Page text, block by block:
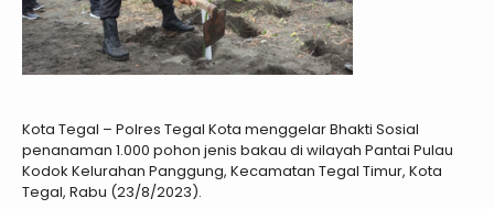
Kota Tegal – Polres Tegal Kota menggelar Bhakti Sosial
penanaman 1.000 pohon jenis bakau di wilayah Pantai Pulau
Kodok Kelurahan Panggung, Kecamatan Tegal Timur, Kota
Tegal, Rabu (23/8/2023).